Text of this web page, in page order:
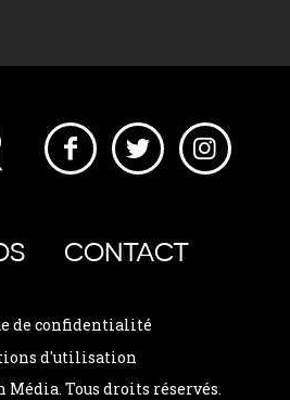
CONTACT
de confidentialité
d'utilisation
Tous droits réservés.